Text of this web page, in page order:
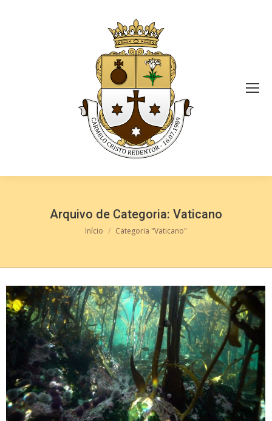
Arquivo de Categoria: Vaticano
Você está aqui:
Início Categoria "Vaticano"